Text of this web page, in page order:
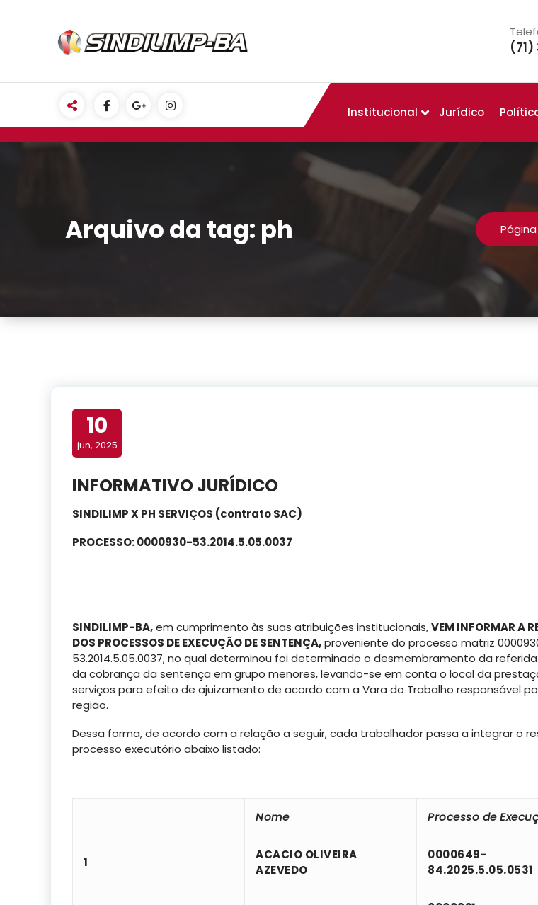
Institucional Jurídico
Arquivo da tag: ph
10
jun, 2025
INFORMATIVO JURÍDICO
SINDILIMP X PH SERVIÇOS (contrato SAC)
PROCESSO: 0000930-53.2014.5.05.0037
SINDILIMP-BA,em cumprimento às suas atribuições institucionais,VEM INFORMAR A
DOS PROCESSOS DE EXECUÇÃO DE SENTENÇA,proveniente do processo matriz
53.2014.5.05.0037, no qual determinou foi determinado o desmembramento da
da cobrança da sentença em grupo menores, levando-se em conta o local da
serviços para efeito de ajuizamento de acordo com a Vara do Trabalho responsável
região.
Dessa forma, de acordo com a relação a seguir, cada trabalhador passa a integrar o
processo executório abaixo listado:
Nome Processo de
1
ACACIO OLIVEIRA
AZEVEDO
0000649-
84.2025.5.05.0531